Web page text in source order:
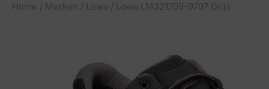
Home / Merken / Lowa / Lowa LM321709-9707 Grijs